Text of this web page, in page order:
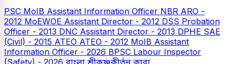
PSC MoIB Assistant Information Officer NBR ARO -
2012 MoEWOE Assistant Director - 2012 DSS Probation
Officer - 2013 DNC Assistant Director - 2013 DPHE SAE
(Civil) - 2015 ATEO ATEO - 2012 MoIB Assistant
Information Officer - 2026 BPSC Labour Inspector